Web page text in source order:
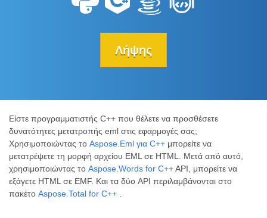
Λήψης
Είστε προγραμματιστής C++ που θέλετε να προσθέσετε
δυνατότητες μετατροπής eml στις εφαρμογές σας;
Χρησιμοποιώντας το Aspose.Eml για C++ μπορείτε να
μετατρέψετε τη μορφή αρχείου EML σε HTML. Μετά από αυτό,
χρησιμοποιώντας το Aspose.Words for C++API, μπορείτε να
εξάγετε HTML σε EMF. Και τα δύο API περιλαμβάνονται στο
πακέτο Aspose.Total for C++